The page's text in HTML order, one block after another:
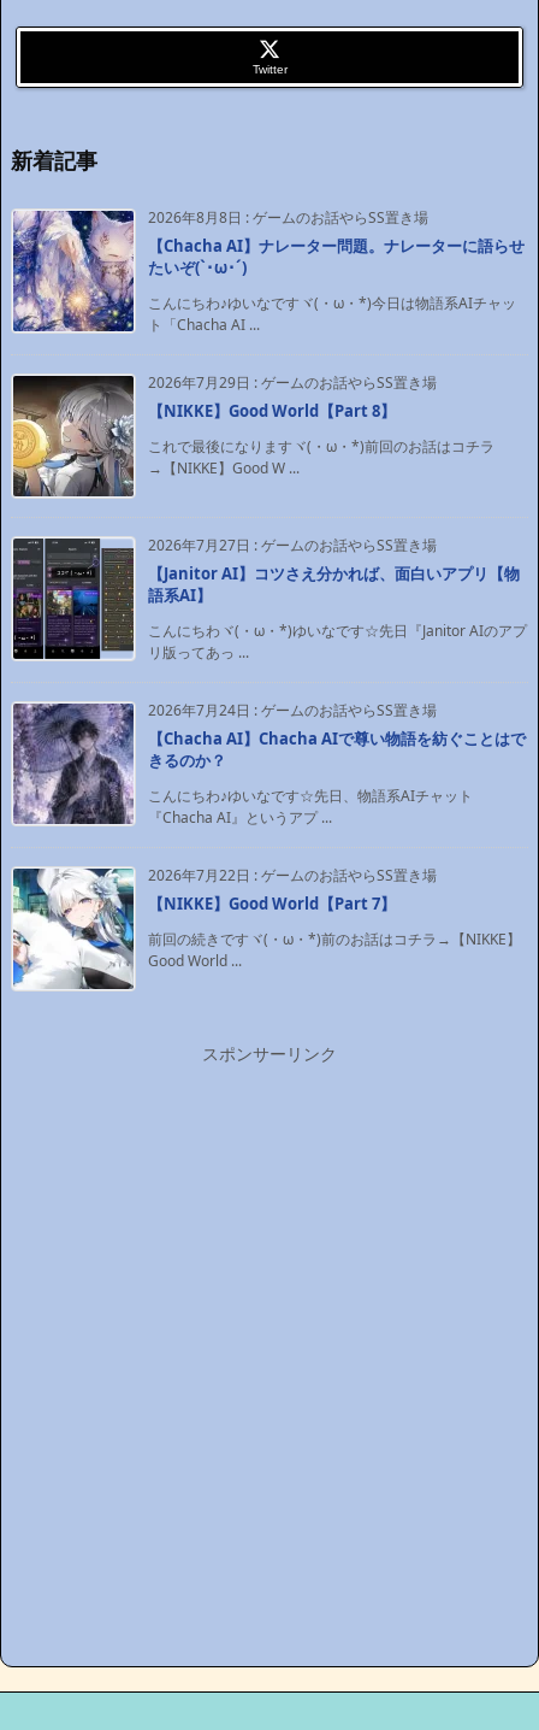
Twitter
新着記事
2026年8月8日 :ゲームのお話やらSS置き場
【Chacha AI】ナレーター問題。ナレーターに語らせ
たいぞ(`･ω･´)ゞ
こんにちわ♪ゆいなですヾ(・ω・*)今日は物語系AIチャッ
ト「Chacha AI ...
2026年7月29日 :ゲームのお話やらSS置き場
【NIKKE】Good World【Part 8】
これで最後になりますヾ(・ω・*)前回のお話はコチラ
→【NIKKE】Good W ...
2026年7月27日 :ゲームのお話やらSS置き場
【Janitor AI】コツさえ分かれば、面白いアプリ【物
語系AI】
こんにちわヾ(・ω・*)ゆいなです☆先日『Janitor AIのアプ
リ版ってあっ ...
2026年7月24日 :ゲームのお話やらSS置き場
【Chacha AI】Chacha AIで尊い物語を紡ぐことはで
きるのか？
こんにちわ♪ゆいなです☆先日、物語系AIチャット
『Chacha AI』というアプ ...
2026年7月22日 :ゲームのお話やらSS置き場
【NIKKE】Good World【Part 7】
前回の続きですヾ(・ω・*)前のお話はコチラ→【NIKKE】
Good World ...
スポンサーリンク